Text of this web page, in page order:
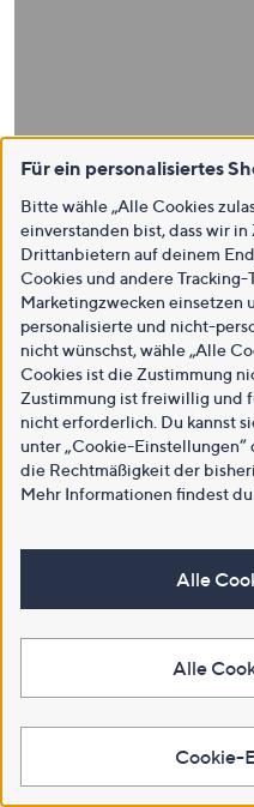
Für ein personalisiertes
Bitte wähle „Alle Cookies
einverstanden bist, dass wir
Drittanbietern auf deinem
Cookies und andere
Marketingzwecken einsetzen
personalisierte und nicht-
nicht wünschst, wähle „Alle
Cookies ist die Zustimmung
Zustimmung ist freiwillig und
nicht erforderlich. Du kannst
unter „Cookie-Einstellungen“
die Rechtmäßigkeit der
Mehr Informationen findest
Alle
Alle
Cookie-